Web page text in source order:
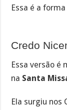
Essa é a
Credo
Essa versão é
na Santa
Ela surgiu nos